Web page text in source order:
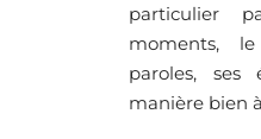
particulier
moments,
paroles, ses
manière bien